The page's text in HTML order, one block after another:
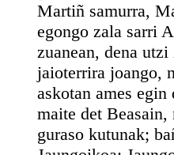
Martiñ samurra,
egongo zala sarri
zuanean, dena
jaioterrira joango,
askotan ames
maite det
guraso kutunak;